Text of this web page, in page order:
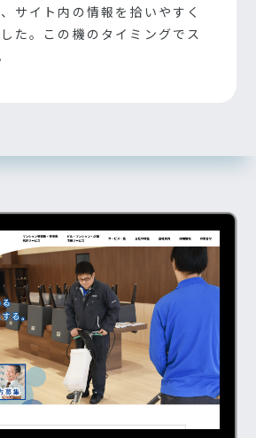
サイト内の情報を拾いやすく
た。この機のタイミングでス